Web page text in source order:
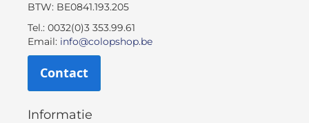
BTW: BE0841.193.205
Tel.: 0032(0)3 353.99.61
Email: info@colopshop.be
Contact
Informatie